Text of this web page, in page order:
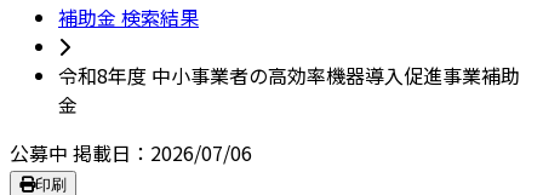
補助金 検索結果
令和8年度 中小事業者の高効率機器導入促進事業補助
金
公募中 掲載日：2026/07/06
印刷